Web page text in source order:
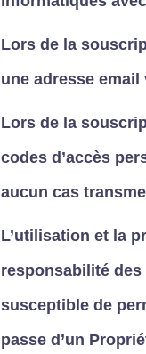
Lors de la
une adresse email
Lors de la
codes d’accès
aucun cas
L’utilisation et la
responsabilité
susceptible de
passe d’un